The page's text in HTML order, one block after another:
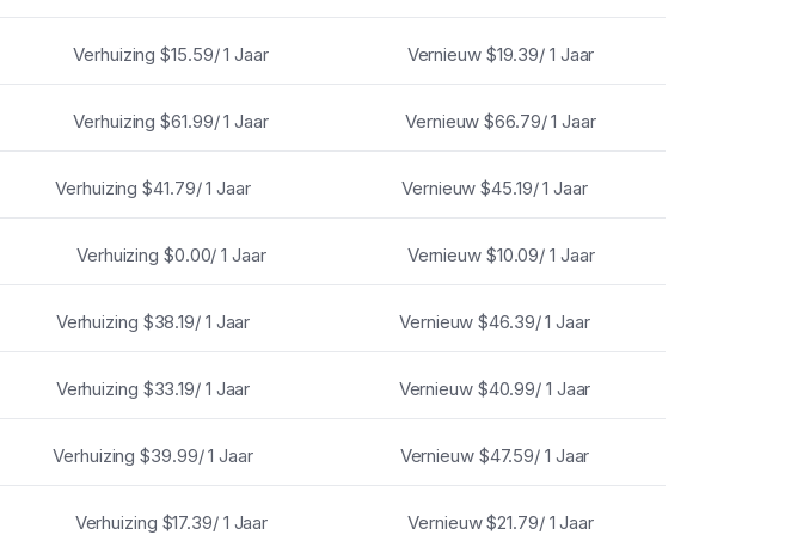
Verhuizing $15.59/ 1 Jaar Vernieuw $19.39/ 1 Jaar
Verhuizing $61.99/ 1 Jaar Vernieuw $66.79/ 1 Jaar
Verhuizing $41.79/ 1 Jaar Vernieuw $45.19/ 1 Jaar
Verhuizing $0.00/ 1 Jaar Vernieuw $10.09/ 1 Jaar
Verhuizing $38.19/ 1 Jaar Vernieuw $46.39/ 1 Jaar
Verhuizing $33.19/ 1 Jaar Vernieuw $40.99/ 1 Jaar
Verhuizing $39.99/ 1 Jaar Vernieuw $47.59/ 1 Jaar
Verhuizing $17.39/ 1 Jaar Vernieuw $21.79/ 1 Jaar